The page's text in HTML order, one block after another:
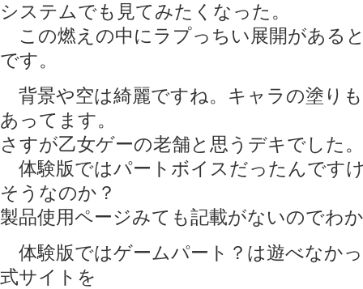
システムでも見てみたくなった。
この燃えの中にラプっちい展開がある
です。
背景や空は綺麗ですね。キャラの塗り
あってます。
さすが乙女ゲーの老舗と思うデキでした。
体験版ではパートボイスだったんです
そうなのか？
製品使用ページみても記載がないのでわ
体験版ではゲームパート？は遊べなか
式サイトを